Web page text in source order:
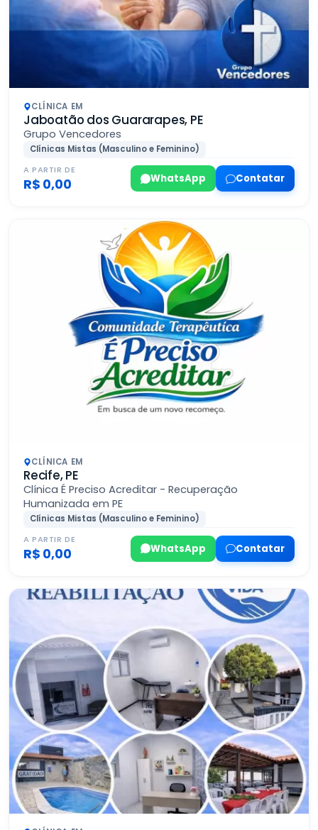
CLÍNICA EM
Jaboatão dos Guararapes, PE
Grupo Vencedores
Clínicas Mistas (Masculino e Feminino)
A PARTIR DE
R$ 0,00 WhatsApp Contatar
CLÍNICA EM
Recife, PE
Clínica É Preciso Acreditar - Recuperação
Humanizada em PE
Clínicas Mistas (Masculino e Feminino)
A PARTIR DE
R$ 0,00 WhatsApp Contatar